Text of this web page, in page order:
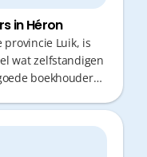
in Héron
provincie Luik, is
wat zelfstandigen
boekhouder
tijd verliezen met
Fiscaal
zijn